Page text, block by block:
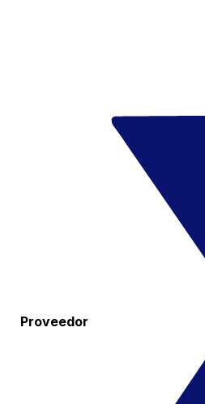
Proveedor